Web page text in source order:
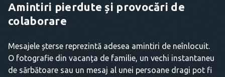
Amintiri pierdute și provocări de
colaborare
Mesajele șterse reprezintă adesea amintiri de neînlocuit.
O fotografie din vacanța de familie, un vechi instantaneu
de sărbătoare sau un mesaj al unei persoane dragi pot fi